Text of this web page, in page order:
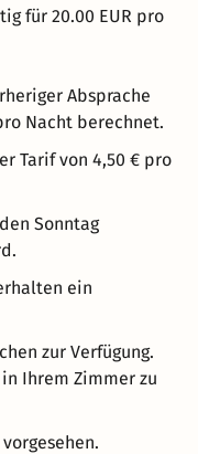
für 20.00 EUR pro
Absprache
Nacht berechnet.
Tarif von 4,50 € pro
Sonntag
ein
zur Verfügung.
Ihrem Zimmer zu